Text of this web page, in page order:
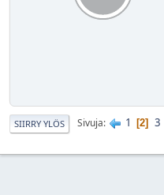
SIIRRY YLÖS Sivuja 1 2 3